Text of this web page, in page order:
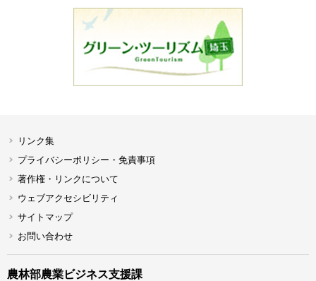
リンク集
プライバシーポリシー・免責事項
著作権・リンクについて
ウェブアクセシビリティ
サイトマップ
お問い合わせ
農林部農業ビジネス支援課